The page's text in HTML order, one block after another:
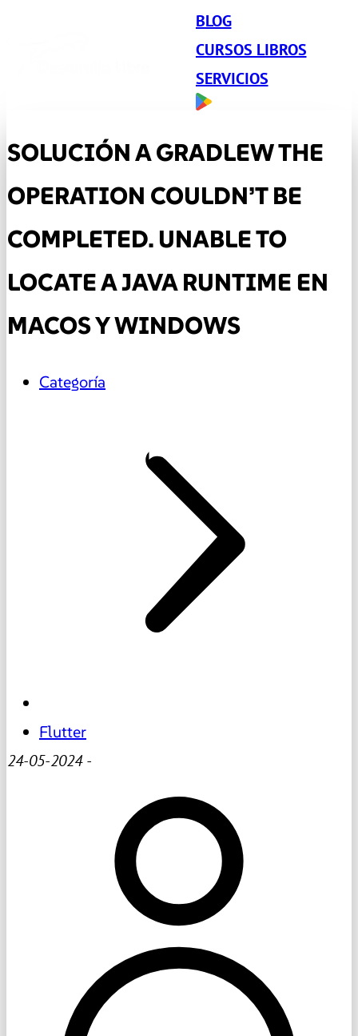
BLOG
CURSOS LIBROS
SERVICIOS
SOLUCIÓN A GRADLEW THE
OPERATION COULDN’T BE
COMPLETED. UNABLE TO
LOCATE A JAVA RUNTIME EN
MACOS Y WINDOWS
Categoría
Flutter
24-05-2024-